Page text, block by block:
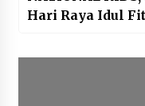
Hari Raya Idul